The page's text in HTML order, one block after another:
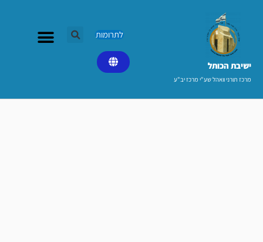
ישיבת הכותל​
מרכז תורני וואהל שע"י מרכז יב"ע
לתרומות